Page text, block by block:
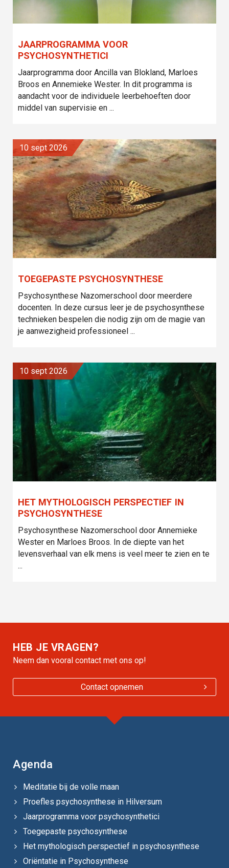
JAARPROGRAMMA VOOR
PSYCHOSYNTHETICI
Jaarprogramma door Ancilla van Blokland, Marloes
Broos en Annemieke Wester. In dit programma is
aandacht voor de individuele leerbehoeften door
middel van supervisie en ...
10 sept 2026
TOEGEPASTE PSYCHOSYNTHESE
Psychosynthese Nazomerschool door meerdere
docenten. In deze cursus leer je de psychosynthese
technieken bespelen die nodig zijn om de magie van
je aanwezigheid professioneel ...
10 sept 2026
HET MYTHOLOGISCH PERSPECTIEF IN
PSYCHOSYNTHESE
Psychosynthese Nazomerschool door Annemieke
Wester en Marloes Broos. In de diepte van het
levensverhaal van elk mens is veel meer te zien en te
...
HEB JE VRAGEN?
Neem dan vooral contact met ons op!
Contact opnemen
Agenda
Meditatie bij de volle maan
Proefles psychosynthese in Hilversum
Jaarprogramma voor psychosynthetici
Toegepaste psychosynthese
Het mythologisch perspectief in psychosynthese
Oriëntatie in Psychosynthese